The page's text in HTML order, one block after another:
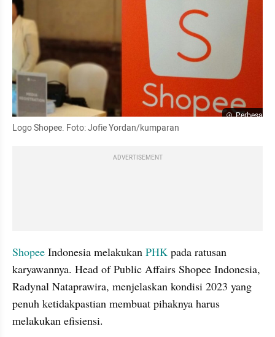
Perbesar
Logo Shopee. Foto: Jofie Yordan/kumparan
ADVERTISEMENT
Shopee Indonesia melakukan PHK pada ratusan
karyawannya. Head of Public Affairs Shopee Indonesia,
Radynal Nataprawira, menjelaskan kondisi 2023 yang
penuh ketidakpastian membuat pihaknya harus
melakukan efisiensi.